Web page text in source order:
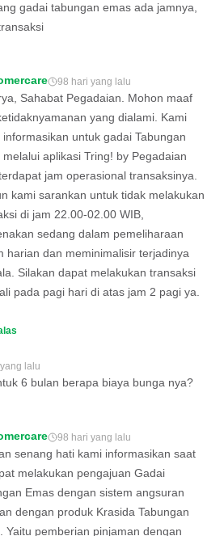
gadai tabungan emas ada jamnya,
98 hari yang lalu
Sahabat Pegadaian. Mohon maaf
yang dialami. Kami
informasikan untuk gadai Tabungan
melalui aplikasi Tring! by Pegadaian
jam operasional transaksinya.
kami sarankan untuk tidak melakukan
di jam 22.00-02.00 WIB,
sedang dalam pemeliharaan
harian dan meminimalisir terjadinya
Silakan dapat melakukan transaksi
pada pagi hari di atas jam 2 pagi ya.
lalu
6 bulan berapa biaya bunga nya?
98 hari yang lalu
senang hati kami informasikan saat
melakukan pengajuan Gadai
Emas dengan sistem angsuran
dengan produk Krasida Tabungan
Yaitu pemberian pinjaman dengan